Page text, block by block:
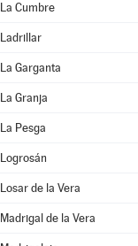
La Cumbre
Ladrillar
La Garganta
La Granja
La Pesga
Logrosán
Losar de la Vera
Madrigal de la Vera